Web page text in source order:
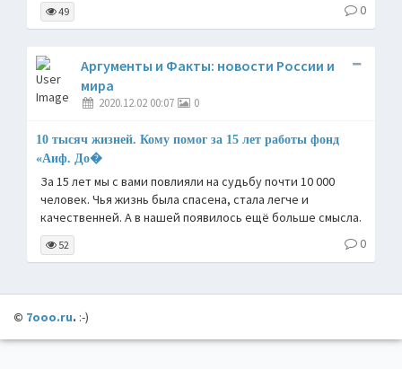
49 0
Аргументы и Факты: новости России и
мира
2020.12.02 00:07 0
10 тысяч жизней. Кому помог за 15 лет работы фонд
«Аиф. До�
За 15 лет мы с вами повлияли на судьбу почти 10 000
человек. Чья жизнь была спасена, стала легче и
качественней. А в нашей появилось ещё больше смысла.
52 0
© 7ooo.ru. :-)